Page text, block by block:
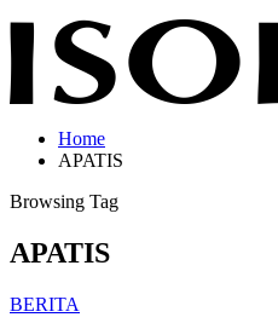
Home
APATIS
Browsing Tag
APATIS
BERITA